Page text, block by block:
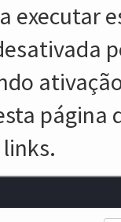
executar